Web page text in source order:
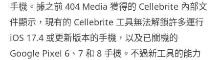
手機。據之前 404 Media 獲得的 Cellebrite 內部文
件顯示，現有的 Cellebrite 工具無法解鎖許多運行
iOS 17.4 或更新版本的手機，以及已關機的
Google Pixel 6、7 和 8 手機。不過新工具的能力